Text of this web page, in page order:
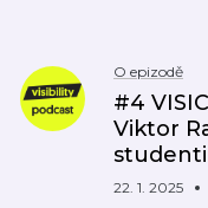
O epizodě
#4
Viktor
22. 1. 2025